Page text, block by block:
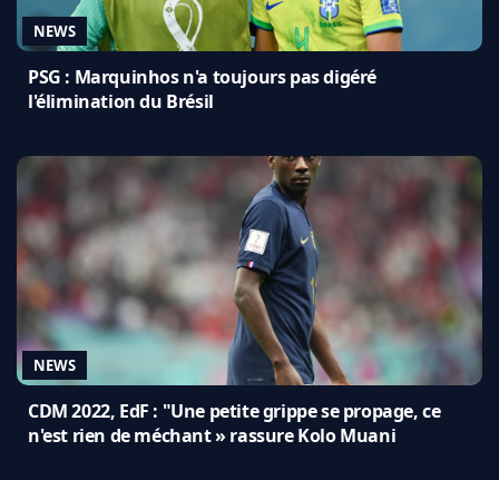
NEWS
PSG : Marquinhos n'a toujours pas digéré
l'élimination du Brésil
NEWS
CDM 2022, EdF : "Une petite grippe se propage, ce
n'est rien de méchant » rassure Kolo Muani